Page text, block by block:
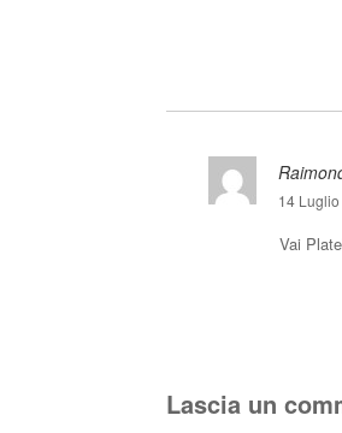
14
Vai
Lascia un